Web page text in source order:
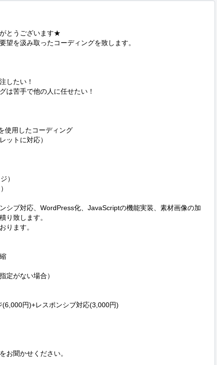
とうございます★
望を汲み取ったコーディングを致します。
したい！
は苦手で他の人に任せたい！
使用したコーディング
ットに対応）
）
シブ対応、WordPress化、JavaScriptの機能実装、素材画像の加
り致します。
ります。
定がない場合）
円)+レスポンシブ対応(3,000円)
お聞かせください。